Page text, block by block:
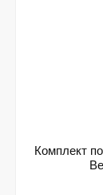
Комплект